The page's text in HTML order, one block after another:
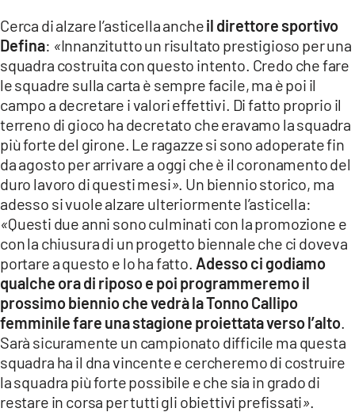
Cerca di alzare l’asticella ancheil direttore sportivo
Defina: «Innanzitutto un risultato prestigioso per una
squadra costruita con questo intento. Credo che fare
le squadre sulla carta è sempre facile, ma è poi il
campo a decretare i valori effettivi. Di fatto proprio il
terreno di gioco ha decretato che eravamo la squadra
più forte del girone. Le ragazze si sono adoperate fin
da agosto per arrivare a oggi che è il coronamento del
duro lavoro di questi mesi» . Un biennio storico, ma
adesso si vuole alzare ulteriormente l’asticella:
«Questi due anni sono culminati con la promozione e
con la chiusura di un progetto biennale che ci doveva
portare a questo e lo ha fatto. Adesso ci godiamo
qualche ora di riposo e poi programmeremo il
prossimo biennio che vedrà la Tonno Callipo
femminile fare una stagione proiettata verso l’alto
Sarà sicuramente un campionato difficile ma questa
squadra ha il dna vincente e cercheremo di costruire
la squadra più forte possibile e che sia in grado di
restare in corsa per tutti gli obiettivi prefissati»